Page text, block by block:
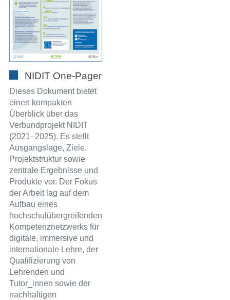
NIDIT One-Pager
Dieses Dokument bietet
einen kompakten
Überblick über das
Verbundprojekt NIDIT
(2021–2025). Es stellt
Ausgangslage, Ziele,
Projektstruktur sowie
zentrale Ergebnisse und
Produkte vor. Der Fokus
der Arbeit lag auf dem
Aufbau eines
hochschulübergreifenden
Kompetenznetzwerks für
digitale, immersive und
internationale Lehre, der
Qualifizierung von
Lehrenden und
Tutor_innen sowie der
nachhaltigen